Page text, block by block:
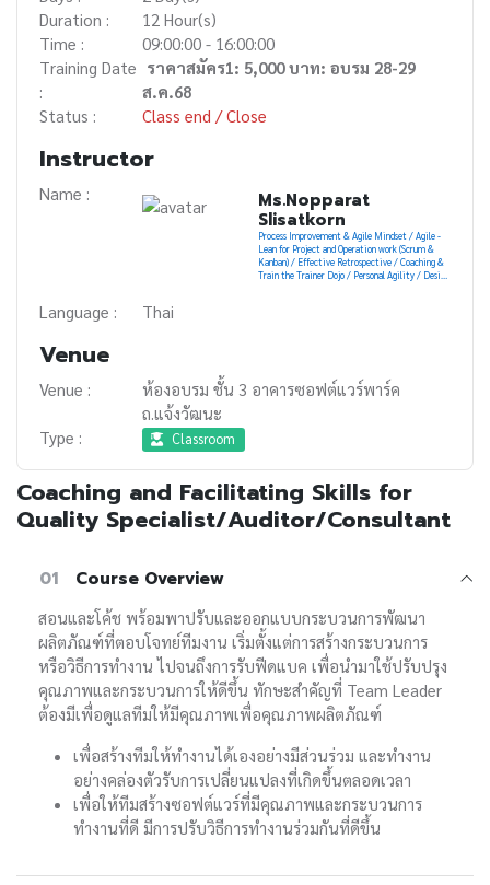
Duration :
12 Hour(s)
Time :
09:00:00 - 16:00:00
Training Date
:
ราคาสมัคร1: 5,000 บาท: อบรม 28-29
ส.ค.68
Status :
Class end / Close
Instructor
Name :
Ms.Nopparat
Slisatkorn
Process Improvement & Agile Mindset / Agile -
Lean for Project and Operation work (Scrum &
Kanban) / Effective Retrospective / Coaching &
Train the Trainer Dojo / Personal Agility / Design
Language : Thai
Venue
Venue :
ห้องอบรม ชั้น 3 อาคารซอฟต์แวร์พาร์ค
ถ.แจ้งวัฒนะ
Type :
Classroom
Coaching and Facilitating Skills for
Quality Specialist/Auditor/Consultant
01 Course Overview
สอนและโค้ช พร้อมพาปรับและออกแบบกระบวนการพัฒนา
ผลิตภัณฑ์ที่ตอบโจทย์ทีมงาน เริ่มตั้งแต่การสร้างกระบวนการ
หรือวิธีการทำงาน ไปจนถึงการรับฟีดแบค เพื่อนำมาใช้ปรับปรุง
คุณภาพและกระบวนการให้ดีขึ้น ทักษะสำคัญที่ Team Leader
ต้องมีเพื่อดูแลทีมให้มีคุณภาพเพื่อคุณภาพผลิตภัณฑ์
เพื่อสร้างทีมให้ทำงานได้เองอย่างมีส่วนร่วม และทำงาน
อย่างคล่องตัวรับการเปลี่ยนแปลงที่เกิดขึ้นตลอดเวลา
เพื่อให้ทีมสร้างซอฟต์แวร์ที่มีคุณภาพและกระบวนการ
ทำงานที่ดี มีการปรับวิธีการทำงานร่วมกันที่ดีขึ้น